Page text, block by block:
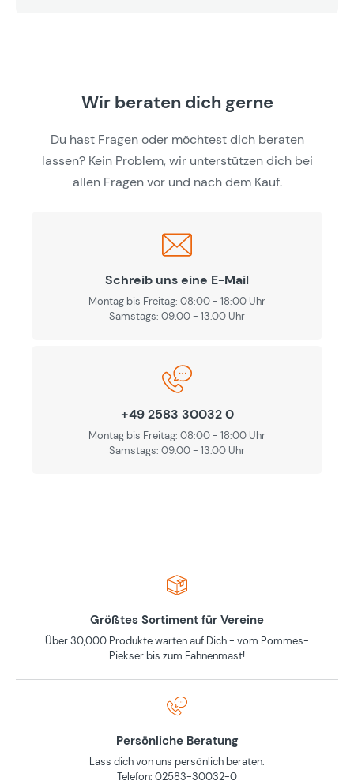
Wir beraten dich gerne
Du hast Fragen oder möchtest dich beraten
lassen? Kein Problem, wir unterstützen dich bei
allen Fragen vor und nach dem Kauf.
Schreib uns eine E-Mail
Montag bis Freitag: 08:00 - 18:00 Uhr
Samstags: 09.00 - 13.00 Uhr
+49 2583 30032 0
Montag bis Freitag: 08:00 - 18:00 Uhr
Samstags: 09.00 - 13.00 Uhr
Größtes Sortiment für Vereine
Über 30,000 Produkte warten auf Dich - vom Pommes-
Piekser bis zum Fahnenmast!
Persönliche Beratung
Lass dich von uns persönlich beraten.
Telefon: 02583-30032-0